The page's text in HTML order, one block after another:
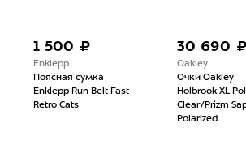
1 500 ₽
Enklepp
Поясная сумка
Enklepp Run Belt Fast
Retro Cats
30 690 ₽
Oakley
Очки Oakley
Holbrook XL
Clear/Prizm
Polarized